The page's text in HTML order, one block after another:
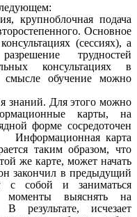
крупноблочная подача
Основное
(сессиях), а
трудностей
консультациях в
обучение можно
знаний. Для этого можно
карты, на
форме сосредоточен
Информационная карта
таким образом, что
же карте, может начать
закончил в предыдущий
с собой и заниматься
моменты выяснять на
В результате, исчезает